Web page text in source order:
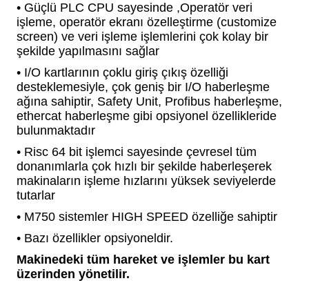
• Güçlü PLC CPU sayesinde ,Operatör veri
işleme, operatör ekranı özelleştirme (customize
screen) ve veri işleme işlemlerini çok kolay bir
şekilde yapılmasını sağlar
• I/O kartlarının çoklu giriş çıkış özelliği
desteklemesiyle, çok geniş bir I/O haberleşme
ağına sahiptir, Safety Unit, Profibus haberleşme,
ethercat haberleşme gibi opsiyonel özellikleride
bulunmaktadır
• Risc 64 bit işlemci sayesinde çevresel tüm
donanımlarla çok hızlı bir şekilde haberleşerek
makinaların işleme hızlarını yüksek seviyelerde
tutarlar
• M750 sistemler HIGH SPEED özelliğe sahiptir
• Bazı özellikler opsiyoneldir.
Makinedeki tüm hareket ve işlemler bu kart
üzerinden yönetilir.